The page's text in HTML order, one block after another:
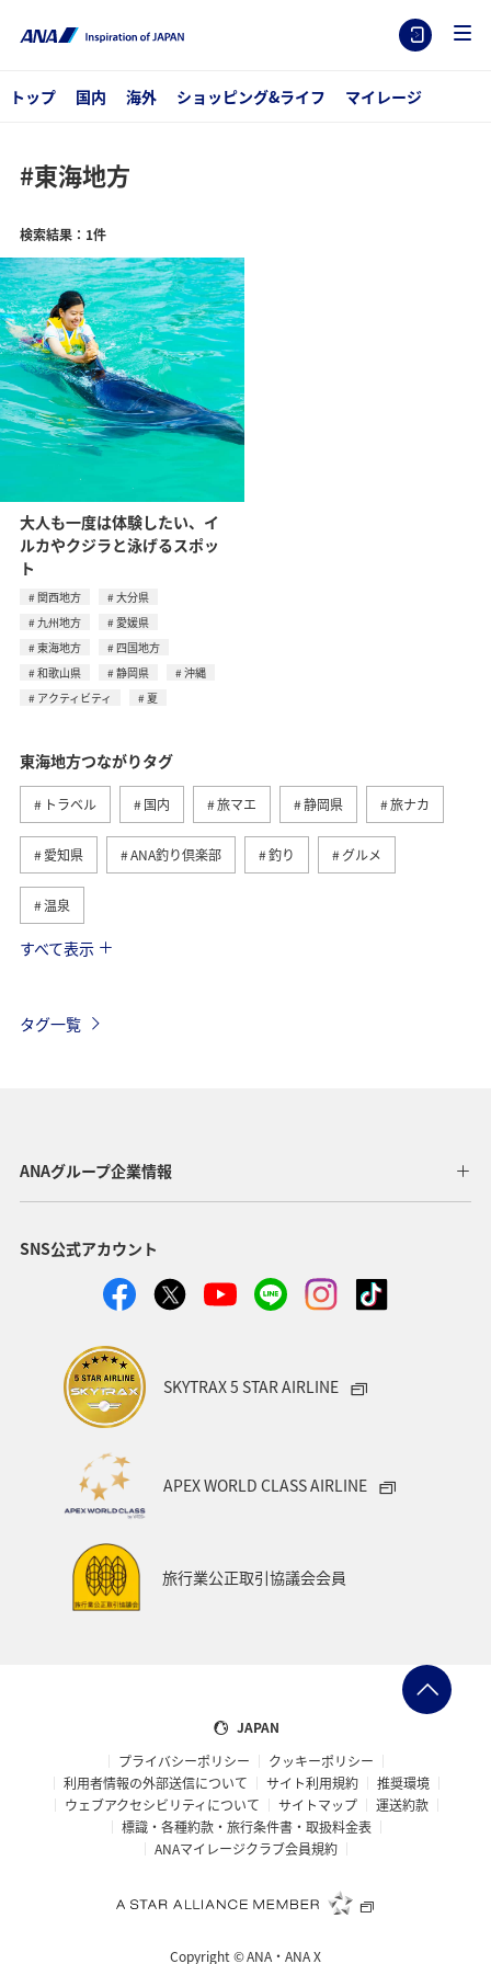
トップ 国内 海外 ショッピング&ライフ マイレージ
#東海地方
検索結果：1件
大人も一度は体験したい、イ
ルカやクジラと泳げるスポッ
ト
関西地方
大分県
九州地方
愛媛県
東海地方
四国地方
和歌山県
静岡県
沖縄
アクティビティ
夏
東海地方つながりタグ
トラベル 国内 旅マエ 静岡県 旅ナカ
愛知県 ANA釣り倶楽部 釣り グルメ
温泉
秋 海
夏 沖縄 名古屋 フォトジェニックな写真を撮る
ワカサギ 川
すべて表示
タグ一覧
ANAグループ企業情報
SNS公式アカウント
SKYTRAX 5 STAR AIRLINE
APEX WORLD CLASS AIRLINE
旅行業公正取引協議会会員
JAPAN
プライバシーポリシー
クッキーポリシー
利用者情報の外部送信について
サイト利用規約
推奨環境
ウェブアクセシビリティについて
サイトマップ
運送約款
標識・各種約款・旅行条件書・取扱料金表
ANAマイレージクラブ会員規約
Copyright ©ANA・ANA X